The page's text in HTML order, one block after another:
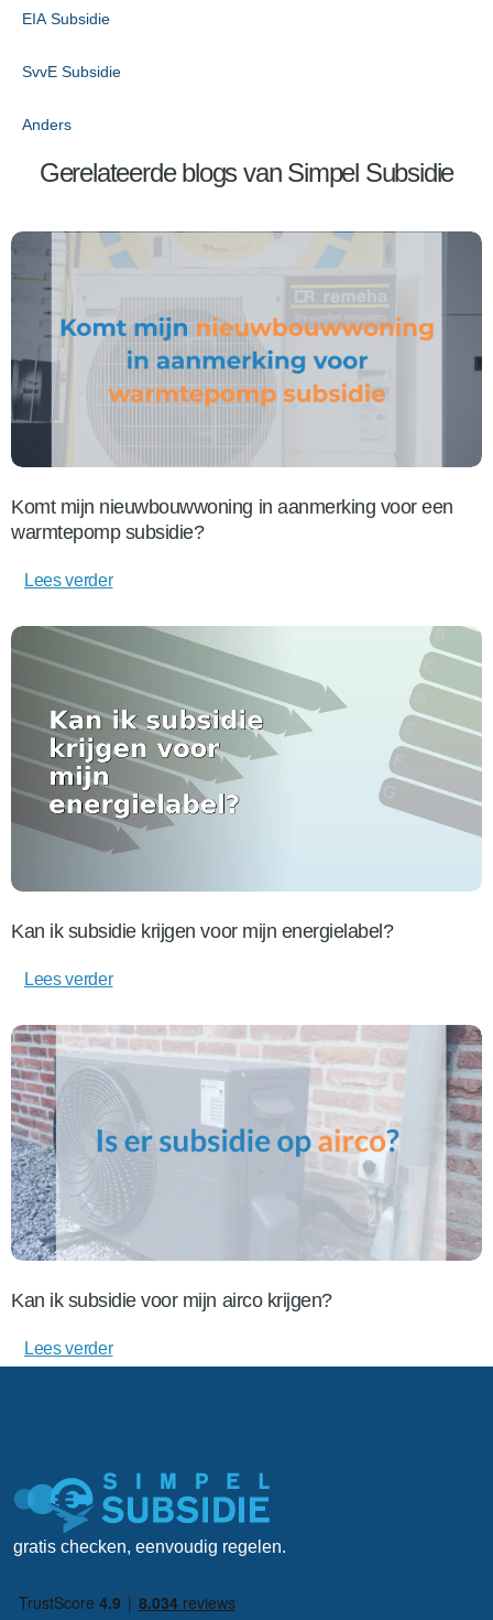
EIA Subsidie
SvvE Subsidie
Anders
Gerelateerde blogs van Simpel Subsidie
Komt mijn nieuwbouwwoning in aanmerking voor een
warmtepomp subsidie?
Lees verder
Kan ik subsidie krijgen voor mijn energielabel?
Lees verder
Kan ik subsidie voor mijn airco krijgen?
Lees verder
gratis checken, eenvoudig regelen.